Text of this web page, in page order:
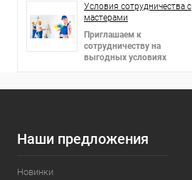
предоставляем скидки!
Условия сотрудничества c
мастерами
Приглашаем к
сотрудничеству на
выгодных условиях
Наши предложения
Новинки